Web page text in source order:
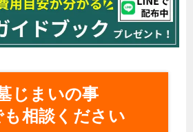
じまいの事
相談ください